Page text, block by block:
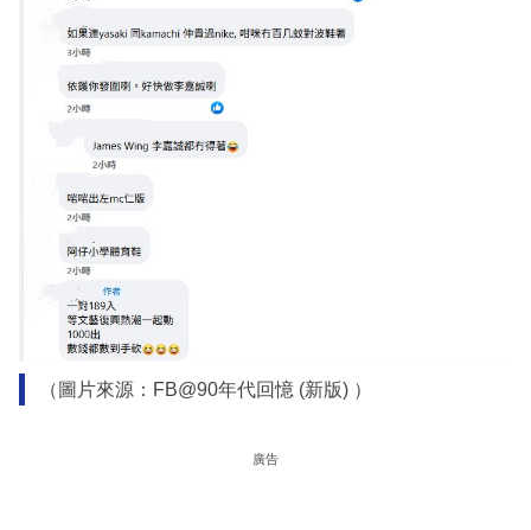
（圖片來源：FB@90年代回憶 (新版) ）
廣告